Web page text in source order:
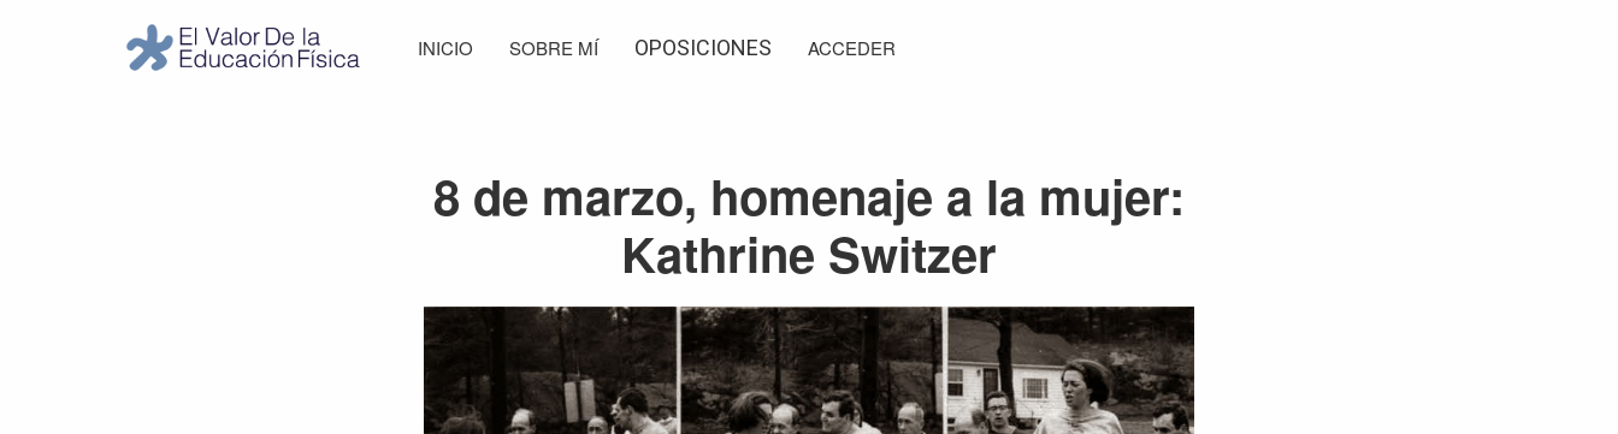
INICIO SOBRE MÍ OPOSICIONES ACCEDER
8 de marzo, homenaje a la mujer:
Kathrine Switzer